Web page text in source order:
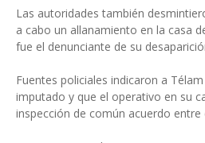
Las autoridades también
a cabo un allanamiento en la casa
fue el denunciante de su
Fuentes policiales indicaron a
imputado y que el operativo en su
inspección de común acuerdo entre